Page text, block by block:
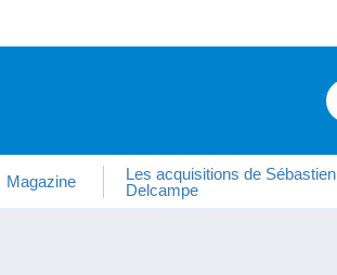
Magazine
Les acquisitions de Sébastien
Delcampe